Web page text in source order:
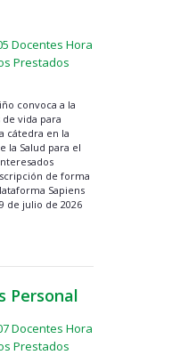
Docentes Hora
Prestados
convoca a la
vida para
cátedra en la
la Salud para el
de forma
Sapiens
de julio de 2026
Personal
Docentes Hora
Prestados